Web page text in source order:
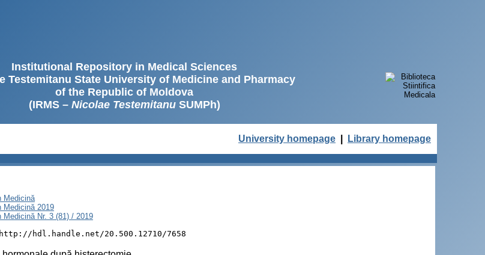
Institutional Repository in Medical Sciences
Testemitanu State University of Medicine and Pharmacy
of the Republic of Moldova
(IRMS – Nicolae TestemitanuSUMPh)
University homepage Library homepage
Medicină
Medicină 2019
Nr. 3 (81) / 2019
http://hdl.handle.net/20.500.12710/7658